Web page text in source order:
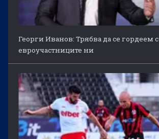
Георги Иванов: Трябва да се гордеем с
евроучастниците ни